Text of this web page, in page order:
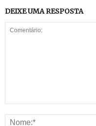
DEIXE UMA RESPOSTA